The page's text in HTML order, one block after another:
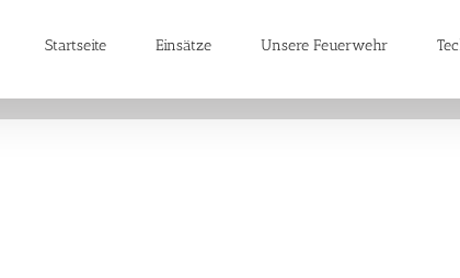
Startseite Einsätze Unsere Feuerwehr